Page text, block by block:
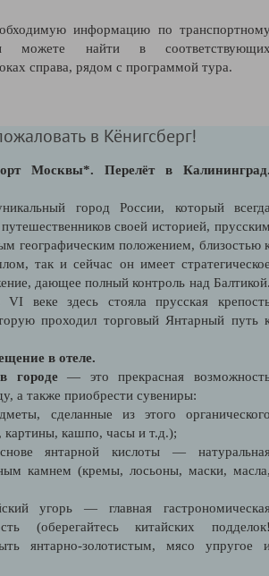
информацию по
можете найти в
справа, рядом с программой тура.
в Кёнигсберг!
Москвы*. Перелёт в
город России, который
своей историей,
географическим положением, близостью
так и сейчас он имеет
дающее полный контроль над
веке здесь стояла прусская
проходил торговый Янтарный путь
в отеле.
в городе— это прекрасная
а также приобрести сувениры:
сделанные из этого
картины, кашпо, часы и т.д.);
янтарной кислоты —
камнем (кремы, лосьоны, маски,
угорь — главная
(оберегайтесь китайских
янтарно-золотистым, мясо упругое